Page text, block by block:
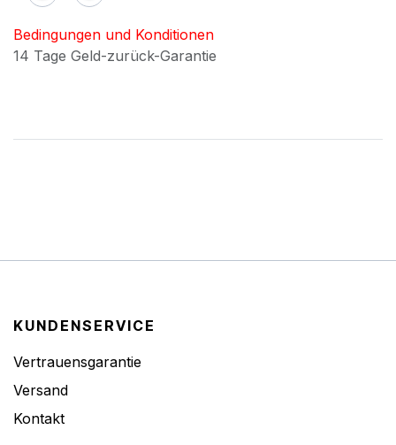
Bedingungen und Konditionen
14 Tage Geld-zurück-Garantie
KUNDENSERVICE
Vertrauensgarantie
Versand
Kontakt